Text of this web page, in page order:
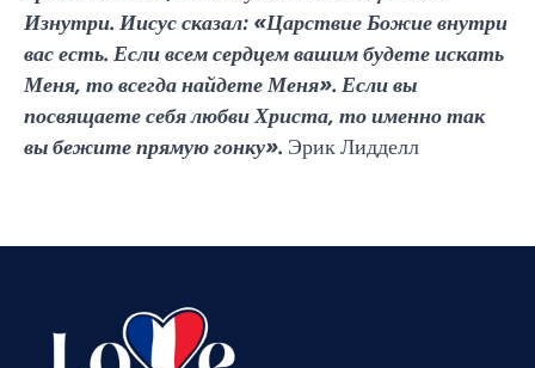
Изнутри. Иисус сказал: «Царствие Божие внутри
вас есть. Если всем сердцем вашим будете искать
Меня, то всегда найдете Меня». Если вы
посвящаете себя любви Христа, то именно так
вы бежите прямую гонку». Эрик Лидделл
Vietnamese